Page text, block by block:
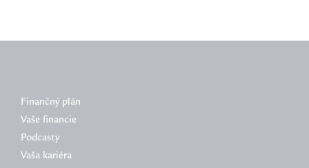
Finančný plán
Vaše financie
Podcasty
Vaša kariéra